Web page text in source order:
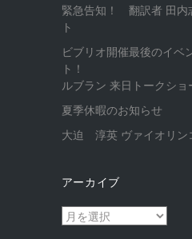
緊急告知！ 翻訳者 田内
ト
ビブリオ開催最後のイベ
ト！ 著者 ク
ルブラン 来日トークショ
夏季休暇のお知らせ
大迫 淳英 ヴァイオリン
アーカイブ
ア
ー